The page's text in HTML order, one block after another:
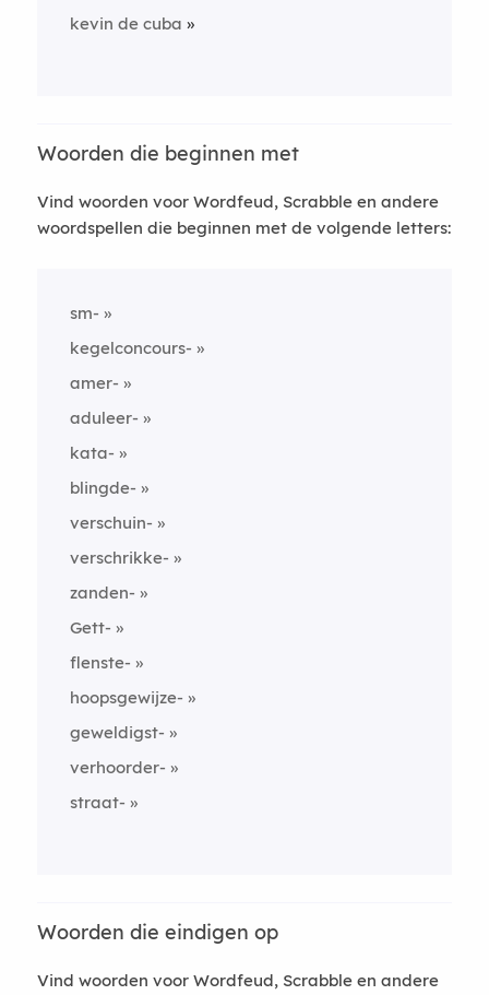
kevin de cuba
Woorden die beginnen met
Vind woorden voor Wordfeud, Scrabble en andere
woordspellen die beginnen met de volgende letters:
sm-
kegelconcours-
amer-
aduleer-
kata-
blingde-
verschuin-
verschrikke-
zanden-
Gett-
flenste-
hoopsgewijze-
geweldigst-
verhoorder-
straat-
Woorden die eindigen op
Vind woorden voor Wordfeud, Scrabble en andere